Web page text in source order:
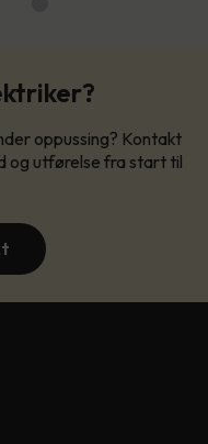
oppussing? Kontakt
og utførelse fra start til